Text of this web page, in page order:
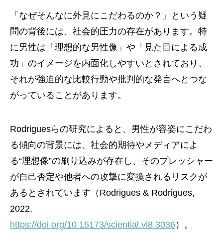
「なぜそんなに外見にこだわるのか？」という疑
問の背後には、社会的圧力の存在があります。特
に男性は「理想的な男性像」や「見た目による成
功」のイメージを内面化しやすいとされており、
それが強迫的な比較行動や批判的な発言へとつな
がっていることがあります。
Rodriguesらの研究によると、男性が容姿にこだわ
る傾向の背景には、社会的期待やメディアによ
る“理想像”の刷り込みが存在し、そのプレッシャー
が自己否定や他者への攻撃に変換されるリスクが
あるとされています（Rodrigues & Rodrigues,
2022,
https://doi.org/10.15173/sciential.vi8.3036）。